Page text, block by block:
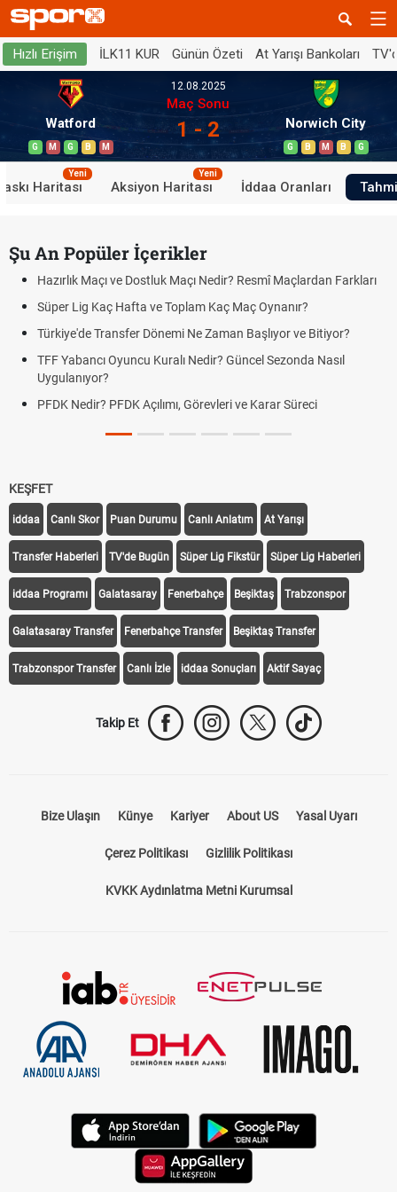
Hızlı Erişim İLK11 KUR Günün Özeti At Yarışı Bankoları
Watford
G M G B M
12.08.2025
Maç Sonu
1 - 2 Norwich City
G B M B G
Haritası
Yeni
Aksiyon Haritası
Yeni
İddaa Oranları
Şu An Popüler İçerikler
Hazırlık Maçı ve Dostluk Maçı Nedir? Resmî Maçlardan Farkları
Süper Lig Kaç Hafta ve Toplam Kaç Maç Oynanır?
Türkiye'de Transfer Dönemi Ne Zaman Başlıyor ve Bitiyor?
TFF Yabancı Oyuncu Kuralı Nedir? Güncel Sezonda Nasıl
Uygulanıyor?
PFDK Nedir? PFDK Açılımı, Görevleri ve Karar Süreci
KEŞFET
iddaa Canlı Skor Puan Durumu Canlı Anlatım At Yarışı
Transfer Haberleri TV'de Bugün Süper Lig Fikstür Süper Lig Haberleri
iddaa Programı Galatasaray Fenerbahçe Beşiktaş Trabzonspor
Galatasaray Transfer Fenerbahçe Transfer Beşiktaş Transfer
Trabzonspor Transfer Canlı İzle iddaa Sonuçları Aktif Sayaç
Takip Et
Bize Ulaşın Künye Kariyer About US Yasal Uyarı
Çerez Politikası Gizlilik Politikası
KVKK Aydınlatma Metni Kurumsal